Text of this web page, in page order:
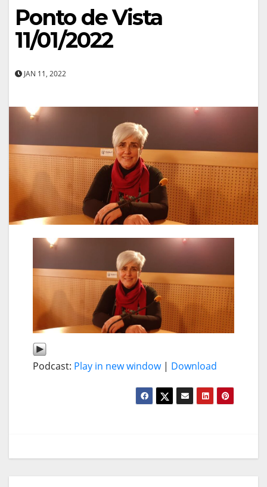
Ponto de Vista
11/01/2022
JAN 11, 2022
Podcast: Play in new window| Download